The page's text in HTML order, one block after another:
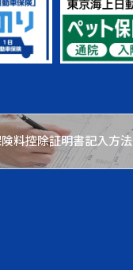
料控除証明書記入方法